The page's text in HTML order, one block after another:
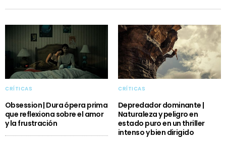
CRÍTICAS
Obsession | Dura ópera prima
que reflexiona sobre el amor
y la frustración
CRÍTICAS
Depredador dominante |
Naturaleza y peligro en
estado puro en un thriller
intenso y bien dirigido